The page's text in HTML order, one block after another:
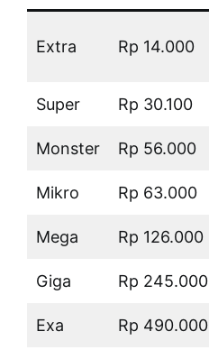
Extra Rp 14.000
Super Rp 30.100
Monster Rp 56.000
Mikro Rp 63.000
Mega Rp 126.000
Giga Rp 245.000
Exa Rp 490.000